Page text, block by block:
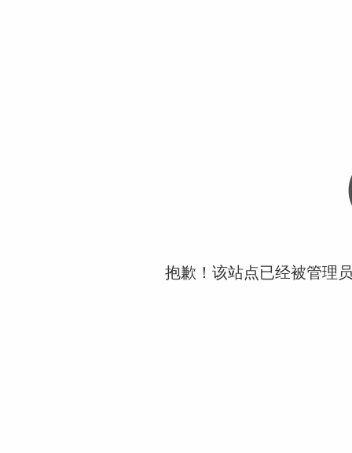
抱歉！该站点已经被管理